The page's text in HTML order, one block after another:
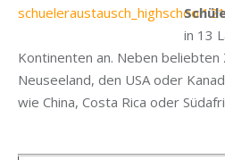
in 13
Kontinenten an. Neben beliebten
Neuseeland, den USA oder
wie China, Costa Rica oder